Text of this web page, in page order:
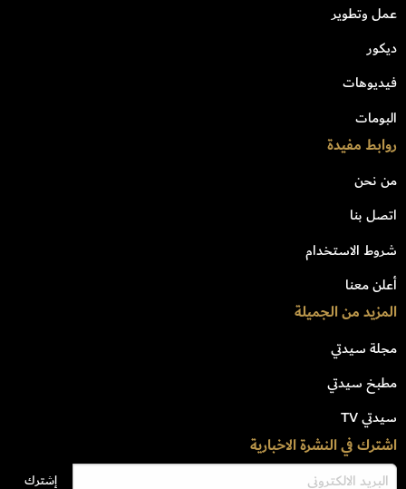
عمل وتطوير
ديكور
فيديوهات
البومات
روابط مفيدة
من نحن
اتصل بنا
شروط الاستخدام
أعلن معنا
المزيد من الجميلة
مجلة سيدتي
مطبخ سيدتي
سيدتي TV
اشترك في النشرة الاخبارية